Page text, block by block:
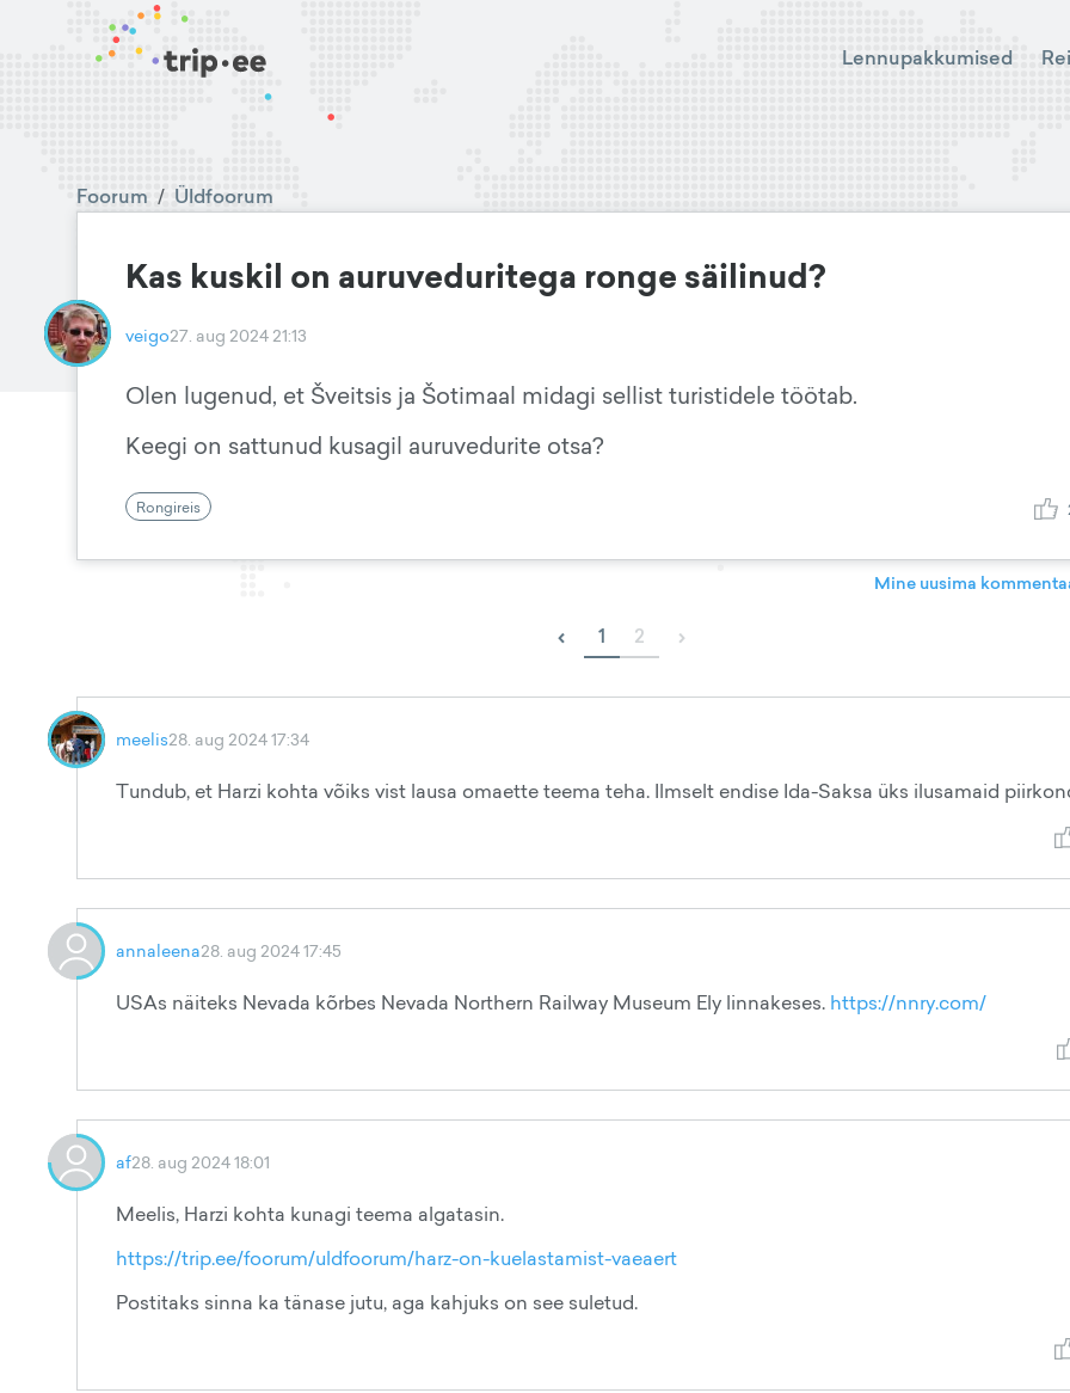
Lennupakkumised
Foorum / Üldfoorum
Kas kuskil on auruveduritega ronge säilinud?
veigo27. aug 2024 21:13
Olen lugenud, et Šveitsis ja Šotimaal midagi sellist turistidele töötab.
Keegi on sattunud kusagil auruvedurite otsa?
Rongireis
Mine uusima
‹ 1 2 ›
meelis28. aug 2024 17:34
Tundub, et Harzi kohta võiks vist lausa omaette teema teha. Ilmselt endise Ida-Saksa üks ilusamaid
annaleena28. aug 2024 17:45
USAs näiteks Nevada kõrbes Nevada Northern Railway Museum Ely linnakeses. https://nnry.com/
af28. aug 2024 18:01
Meelis, Harzi kohta kunagi teema algatasin.
https://trip.ee/foorum/uldfoorum/harz-on-kuelastamist-vaeaert
Postitaks sinna ka tänase jutu, aga kahjuks on see suletud.